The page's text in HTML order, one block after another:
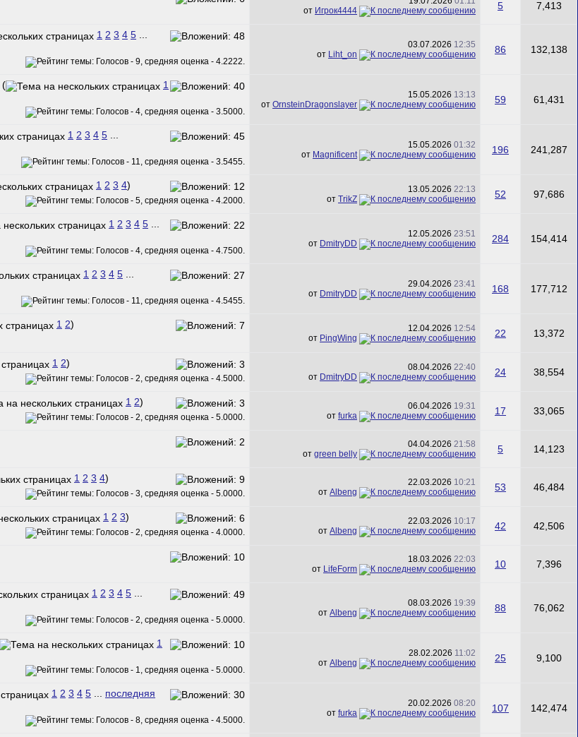
от Игрок4444 5 7,413
1 2 3 4 5 ...
03.07.2026 12:35
от Liht_on 86 132,138
(
1
15.05.2026 13:13
от OrnsteinDragonslayer 59 61,431
1 2 3 4 5 ...
15.05.2026 01:32
от Magnificent 196 241,287
1 2 3 4) 13.05.2026 22:13
от TrikZ 52 97,686
1 2 3 4 5 ...
12.05.2026 23:51
от DmitryDD 284 154,414
1 2 3 4 5 ...
29.04.2026 23:41
от DmitryDD 168 177,712
1 2) 12.04.2026 12:54
от PingWing 22 13,372
1 2) 08.04.2026 22:40
от DmitryDD 24 38,554
1 2) 06.04.2026 19:31
от furka 17 33,065
04.04.2026 21:58
от green belly 5 14,123
1 2 3 4) 22.03.2026 10:21
от Albeng 53 46,484
1 2 3) 22.03.2026 10:17
от Albeng 42 42,506
18.03.2026 22:03
от LifeForm 10 7,396
1 2 3 4 5 ...
08.03.2026 19:39
от Albeng 88 76,062
1
28.02.2026 11:02
от Albeng 25 9,100
1 2 3 4 5 ... последняя
20.02.2026 08:20
от furka 107 142,474